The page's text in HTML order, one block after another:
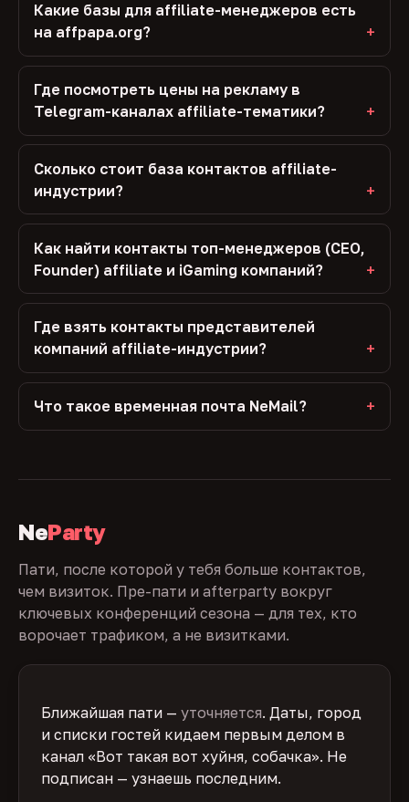
Какие базы для affiliate-менеджеров есть
на affpapa.org?
Где посмотреть цены на рекламу в
Telegram-каналах affiliate-тематики?
Сколько стоит база контактов affiliate-
индустрии?
Как найти контакты топ-менеджеров (CEO,
Founder) affiliate и iGaming компаний?
Где взять контакты представителей
компаний affiliate-индустрии?
Что такое временная почта NeMail?
NeParty
Пати, после которой у тебя больше контактов,
чем визиток. Пре-пати и afterparty вокруг
ключевых конференций сезона — для тех, кто
ворочает трафиком, а не визитками.
Ближайшая пати — уточняется. Даты, город
и списки гостей кидаем первым делом в
канал «Вот такая вот хуйня, собачка». Не
подписан — узнаешь последним.